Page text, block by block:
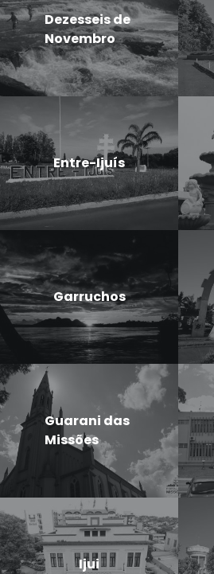
Dezesseis de
Novembro
Entre-Ijuís
Garruchos
Guarani das
Missões
Ijui